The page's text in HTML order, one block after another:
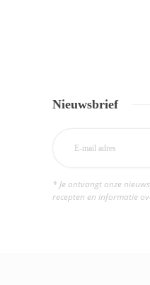
Nieuwsbrief
* Je ontvangt onze
recepten en informatie